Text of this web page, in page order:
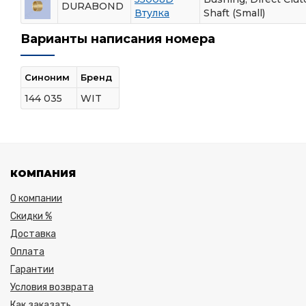
DURABOND
Втулка
Shaft (Small)
Варианты написания номера
Синоним Бренд
144 035 WIT
КОМПАНИЯ
О компании
Скидки %
Доставка
Оплата
Гарантии
Условия возврата